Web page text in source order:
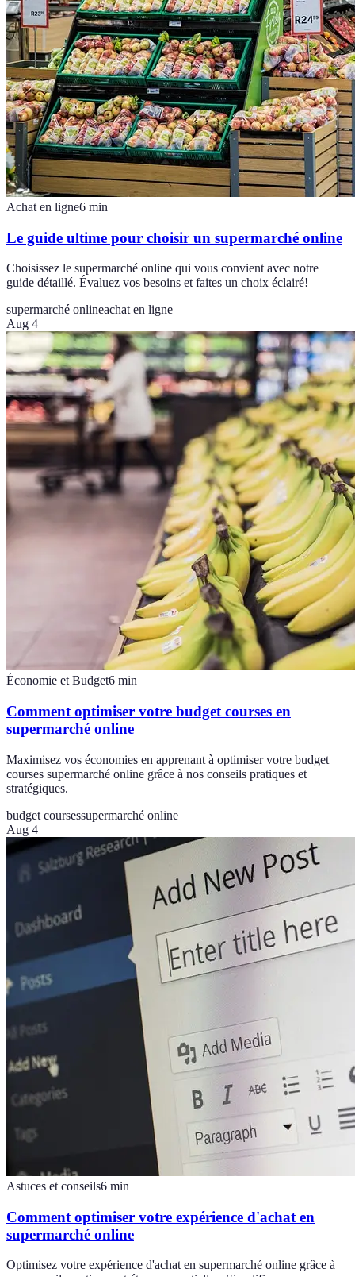
Achat en ligne6 min
Le guide ultime pour choisir un supermarché online
Choisissez le supermarché online qui vous convient avec notre
guide détaillé. Évaluez vos besoins et faites un choix éclairé!
supermarché onlineachat en ligne
Aug 4
Économie et Budget6 min
Comment optimiser votre budget courses en
supermarché online
Maximisez vos économies en apprenant à optimiser votre budget
courses supermarché online grâce à nos conseils pratiques et
stratégiques.
budget coursessupermarché online
Aug 4
Astuces et conseils6 min
Comment optimiser votre expérience d'achat en
supermarché online
Optimisez votre expérience d'achat en supermarché online grâce à